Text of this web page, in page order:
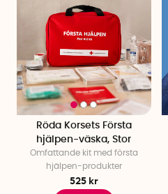
Röda Korsets Första
hjälpen-väska, Stor
Omfattande kit med första
hjälpen-produkter
525 kr